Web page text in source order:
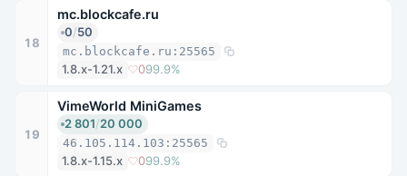
18
mc.blockcafe.ru
0/50
mc.blockcafe.ru:25565
1.8.x-1.21.x 099.9%
19
VimeWorld MiniGames
2 801/20 000
46.105.114.103:25565
1.8.x-1.15.x 099.9%